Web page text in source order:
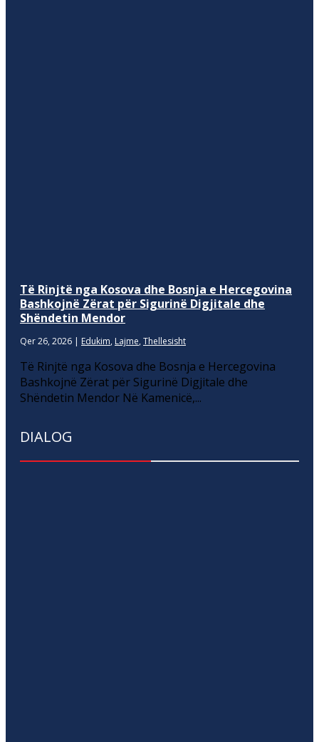
Të Rinjtë nga Kosova dhe Bosnja e Hercegovina
Bashkojnë Zërat për Sigurinë Digjitale dhe
Shëndetin Mendor
Qer 26, 2026 | Edukim, Lajme, Thellesisht
Të Rinjtë nga Kosova dhe Bosnja e Hercegovina
Bashkojnë Zërat për Sigurinë Digjitale dhe
Shëndetin Mendor Në Kamenicë,...
DIALOG